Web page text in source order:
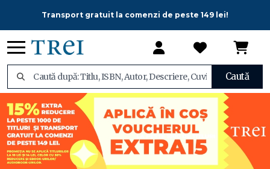
Transport gratuit la comenzi de peste 149 lei!
Caută